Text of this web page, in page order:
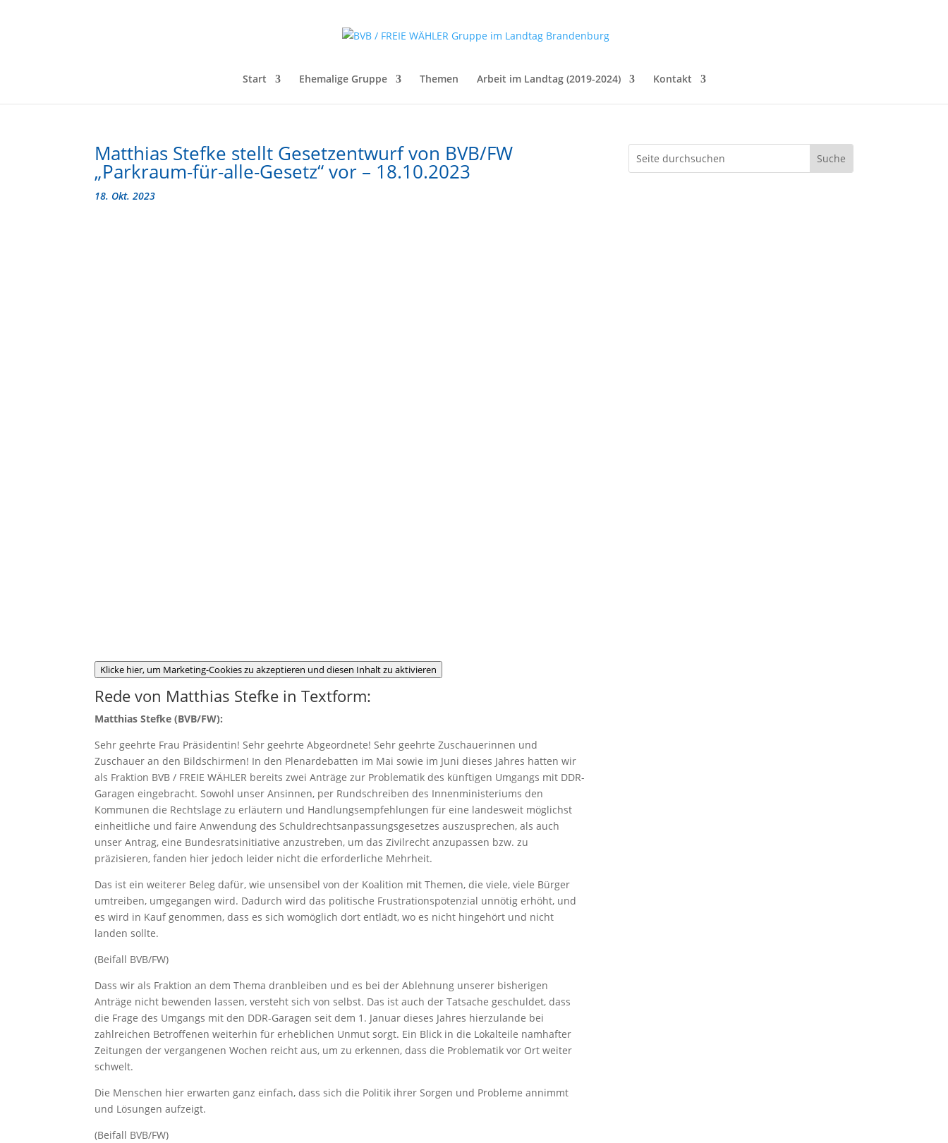
Start Ehemalige Gruppe Themen Arbeit im Landtag (2019-2024) Kontakt
Matthias Stefke stellt Gesetzentwurf von BVB/FW
„Parkraum-für-alle-Gesetz“ vor – 18.10.2023
18. Okt. 2023
Klicke hier, um Marketing-Cookies zu akzeptieren und diesen Inhalt zu aktivieren
Rede von Matthias Stefke in Textform:
Matthias Stefke (BVB/FW):
Sehr geehrte Frau Präsidentin! Sehr geehrte Abgeordnete! Sehr geehrte Zuschauerinnen und
Zuschauer an den Bildschirmen! In den Plenardebatten im Mai sowie im Juni dieses Jahres hatten wir
als Fraktion BVB / FREIE WÄHLER bereits zwei Anträge zur Problematik des künftigen Umgangs mit DDR-
Garagen eingebracht. Sowohl unser Ansinnen, per Rundschreiben des Innenministeriums den
Kommunen die Rechtslage zu erläutern und Handlungsempfehlungen für eine landesweit möglichst
einheitliche und faire Anwendung des Schuldrechtsanpassungsgesetzes auszusprechen, als auch
unser Antrag, eine Bundesratsinitiative anzustreben, um das Zivilrecht anzupassen bzw. zu
präzisieren, fanden hier jedoch leider nicht die erforderliche Mehrheit.
Das ist ein weiterer Beleg dafür, wie unsensibel von der Koalition mit Themen, die viele, viele Bürger
umtreiben, umgegangen wird. Dadurch wird das politische Frustrationspotenzial unnötig erhöht, und
es wird in Kauf genommen, dass es sich womöglich dort entlädt, wo es nicht hingehört und nicht
landen sollte.
(Beifall BVB/FW)
Dass wir als Fraktion an dem Thema dranbleiben und es bei der Ablehnung unserer bisherigen
Anträge nicht bewenden lassen, versteht sich von selbst. Das ist auch der Tatsache geschuldet, dass
die Frage des Umgangs mit den DDR-Garagen seit dem 1. Januar dieses Jahres hierzulande bei
zahlreichen Betroffenen weiterhin für erheblichen Unmut sorgt. Ein Blick in die Lokalteile namhafter
Zeitungen der vergangenen Wochen reicht aus, um zu erkennen, dass die Problematik vor Ort weiter
schwelt.
Die Menschen hier erwarten ganz einfach, dass sich die Politik ihrer Sorgen und Probleme annimmt
und Lösungen aufzeigt.
(Beifall BVB/FW)